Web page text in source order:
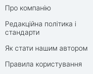
Про компанію
Редакційна політика і
стандарти
Як стати нашим автором
Правила користування